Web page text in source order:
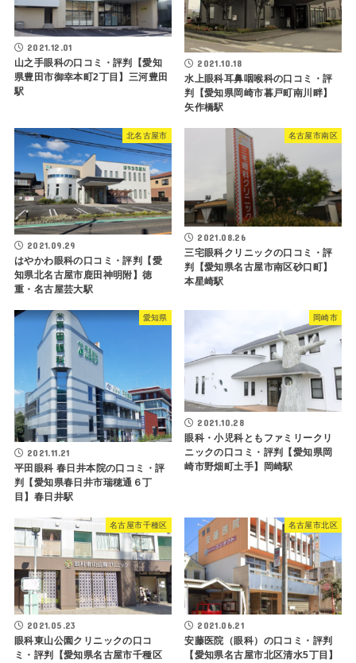
2021.12.01
山之手眼科の口コミ・評判【愛知
県豊田市御幸本町2丁目】三河豊田
駅
2021.10.18
水上眼科耳鼻咽喉科の口コミ・評
判【愛知県岡崎市暮戸町南川畔】
矢作橋駅
北名古屋市
2021.09.29
はやかわ眼科の口コミ・評判【愛
知県北名古屋市鹿田神明附】徳
重・名古屋芸大駅
名古屋市南区
2021.08.26
三宅眼科クリニックの口コミ・評
判【愛知県名古屋市南区砂口町】
本星崎駅
愛知県
2021.11.21
平田眼科 春日井本院の口コミ・評
判【愛知県春日井市瑞穂通６丁
目】春日井駅
岡崎市
2021.10.28
眼科・小児科ともファミリークリ
ニックの口コミ・評判【愛知県岡
崎市野畑町土手】岡崎駅
名古屋市千種区
2021.05.23
眼科東山公園クリニックの口コ
ミ・評判【愛知県名古屋市千種区
名古屋市北区
2021.06.21
安藤医院（眼科）の口コミ・評判
【愛知県名古屋市北区清水5丁目】